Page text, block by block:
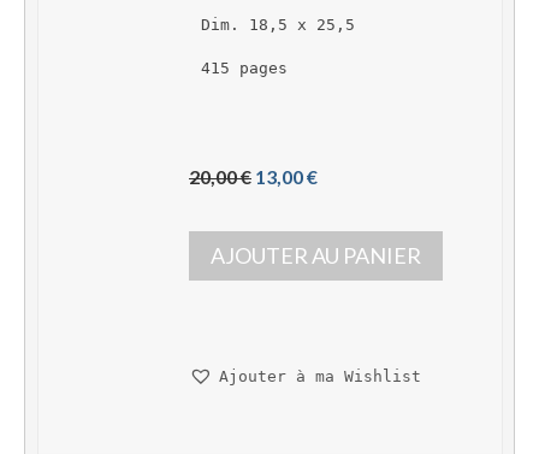
Dim. 18,5 x 25,5
415 pages
20,00 € L
p
r
i
i
13,00 €L
p
r
i
t
AJOUTER AU PANIER
Ajouter à ma Wishlist